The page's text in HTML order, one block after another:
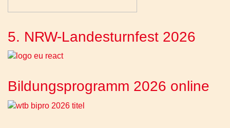
5. NRW-Landesturnfest 2026
Bildungsprogramm 2026 online